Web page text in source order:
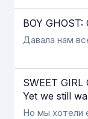
BOY
Давала нам
SWEET GIRL
Yet we still
Но мы хотели